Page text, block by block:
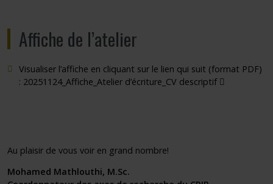
Affiche de l’atelier
Visualiser l’affiche en cliquant sur le lien qui suit (format PDF)
: 20251124_Affiche_Atelier d’écriture_CV descriptif
(docx)
(docx)
Au plaisir de vous voir en grand nombre!
Mohamed Mathlouthi, M.Sc.